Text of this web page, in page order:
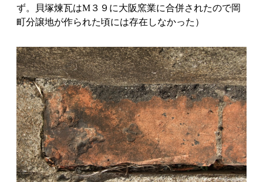
ず。貝塚煉瓦はM３９に大阪窯業に合併されたので岡
町分譲地が作られた頃には存在しなかった）